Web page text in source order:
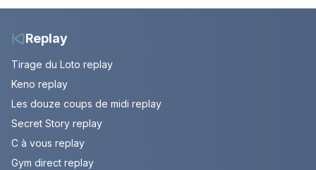
saison 4
Replay
Tirage du Loto replay
Keno replay
Les douze coups de midi replay
Secret Story replay
C à vous replay
Gym direct replay